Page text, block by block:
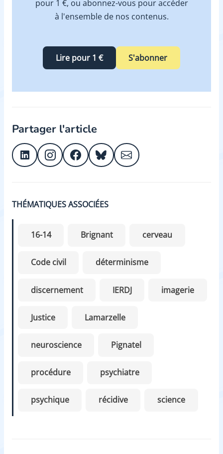
pour 1 €, ou abonnez-vous pour accéder
à l'ensemble de nos contenus.
Lire pour 1 € S'abonner
Partager l'article
THÉMATIQUES ASSOCIÉES
16-14 Brignant cerveau
Code civil déterminisme
discernement IERDJ imagerie
Justice Lamarzelle
neuroscience Pignatel
procédure psychiatre
psychique récidive science